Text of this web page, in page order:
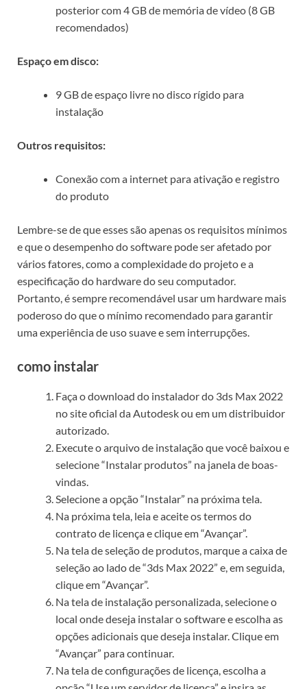
posterior com 4 GB de memória de vídeo (8 GB
recomendados)
Espaço em disco:
9 GB de espaço livre no disco rígido para
instalação
Outros requisitos:
Conexão com a internet para ativação e registro
do produto
Lembre-se de que esses são apenas os requisitos mínimos
e que o desempenho do software pode ser afetado por
vários fatores, como a complexidade do projeto e a
especificação do hardware do seu computador.
Portanto, é sempre recomendável usar um hardware mais
poderoso do que o mínimo recomendado para garantir
uma experiência de uso suave e sem interrupções.
como instalar
Faça o download do instalador do 3ds Max 2022
no site oficial da Autodesk ou em um distribuidor
autorizado.
Execute o arquivo de instalação que você baixou e
selecione “Instalar produtos” na janela de boas-
vindas.
Selecione a opção “Instalar” na próxima tela.
Na próxima tela, leia e aceite os termos do
contrato de licença e clique em “Avançar”.
Na tela de seleção de produtos, marque a caixa de
seleção ao lado de “3ds Max 2022” e, em seguida,
clique em “Avançar”.
Na tela de instalação personalizada, selecione o
local onde deseja instalar o software e escolha as
opções adicionais que deseja instalar. Clique em
“Avançar” para continuar.
Na tela de configurações de licença, escolha a